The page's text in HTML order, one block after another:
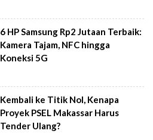
6 HP Samsung Rp2 Jutaan Terbaik:
Kamera Tajam, NFC hingga
Koneksi 5G
Kembali ke Titik Nol, Kenapa
Proyek PSEL Makassar Harus
Tender Ulang?